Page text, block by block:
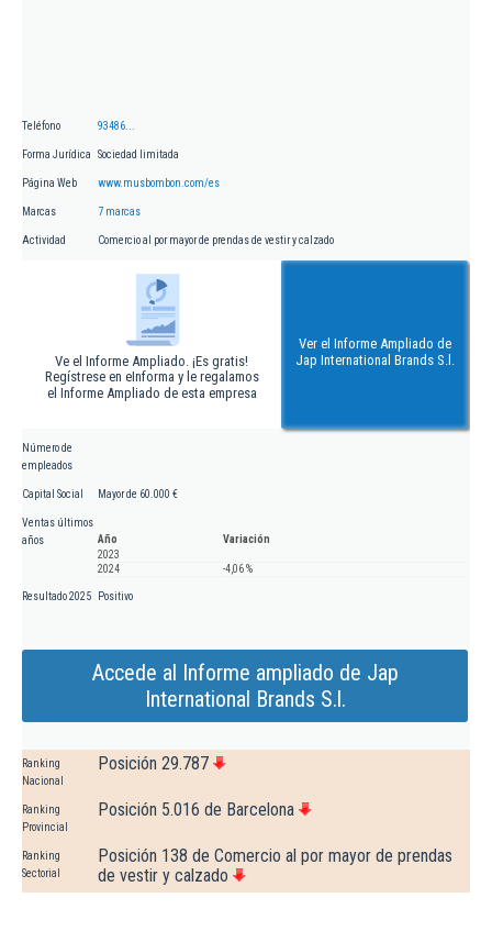
Teléfono 93486...
Forma Jurídica Sociedad limitada
Página Web www.musbombon.com/es
Marcas 7 marcas
Actividad Comercio al por mayor de prendas de vestir y calzado
Ve el Informe Ampliado. ¡Es gratis!
Regístrese en eInforma y le regalamos
el Informe Ampliado de esta empresa
Ver el Informe Ampliado de
Jap International Brands S.l.
Número de
empleados
Capital Social Mayor de 60.000 €
Ventas últimos
años
Año
Variación
2023
2024
-4,06 %
Resultado 2025 Positivo
Accede al Informe ampliado de Jap
International Brands S.l.
Ranking
Nacional
Posición 29.787
Ranking
Provincial
Posición 5.016 de Barcelona
Ranking
Sectorial
Posición 138 de Comercio al por mayor de prendas
de vestir y calzado